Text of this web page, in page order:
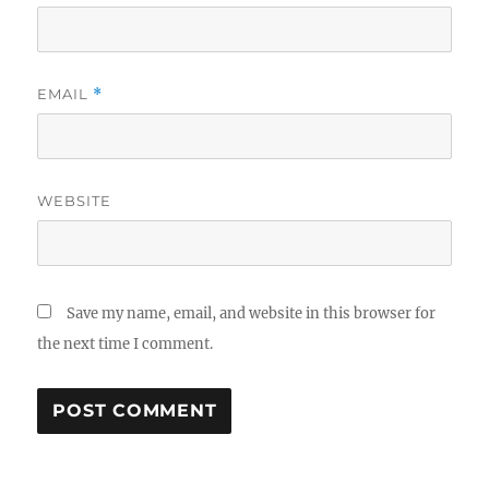
EMAIL *
WEBSITE
Save my name, email, and website in this browser for
the next time I comment.